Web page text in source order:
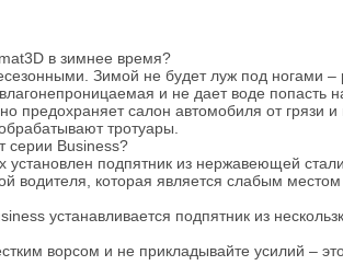
в зимнее время?
Зимой не будет луж под ногами
и не дает воде попасть
предохраняет салон автомобиля от
тротуары.
серии Business?
установлен подпятник из нержавеющей
водителя, которая является слабым
устанавливается подпятник из
ворсом и не прикладывайте усилий –